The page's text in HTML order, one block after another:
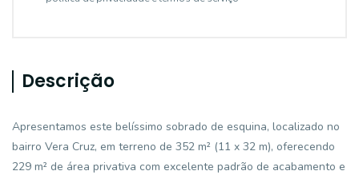
Descrição
Apresentamos este belíssimo sobrado de esquina, localizado no
bairro Vera Cruz, em terreno de 352 m² (11 x 32 m), oferecendo
229 m² de área privativa com excelente padrão de acabamento e